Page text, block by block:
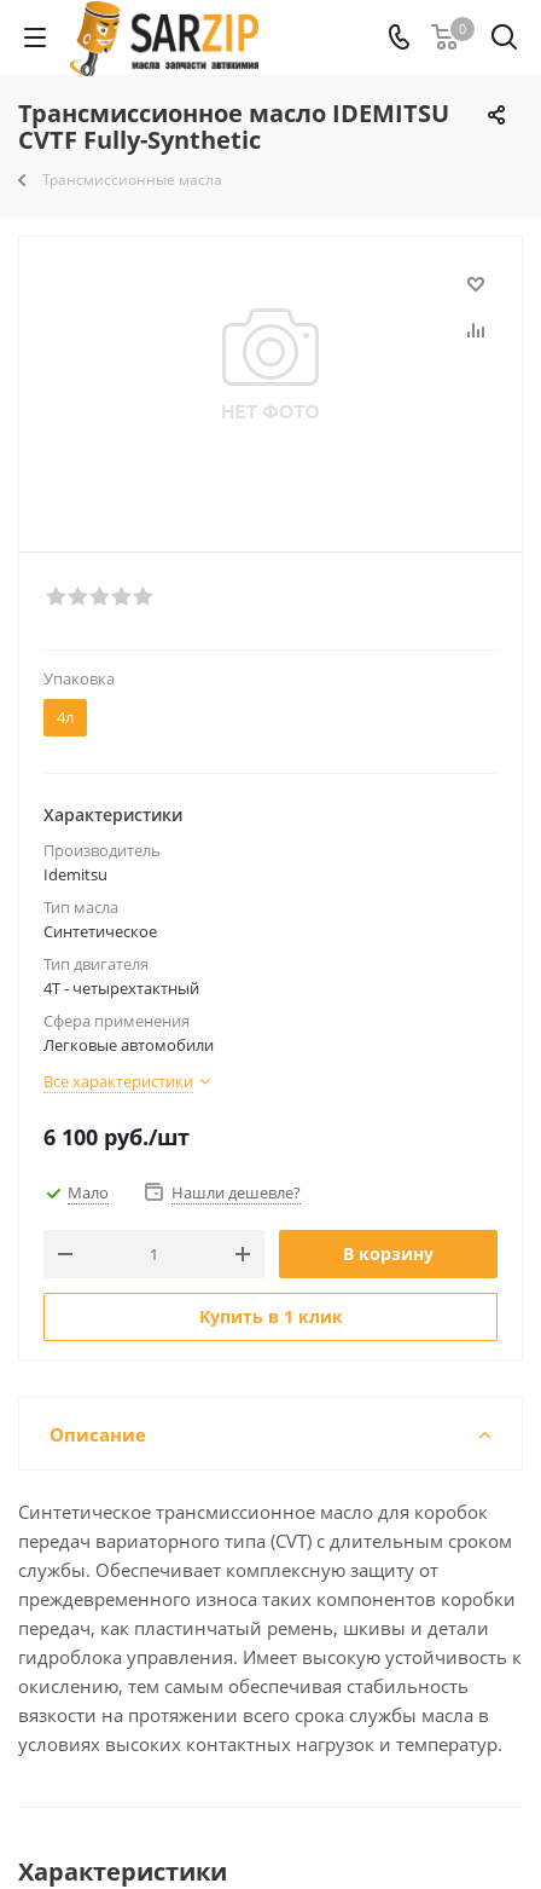
0
Трансмиссионное масло IDEMITSU
CVTF Fully-Synthetic
Трансмиссионные масла
Упаковка
4л
Характеристики
Производитель
Idemitsu
Тип масла
Синтетическое
Тип двигателя
4Т - четырехтактный
Сфера применения
Легковые автомобили
Все характеристики
6 100 руб./шт
Мало Нашли дешевле?
В корзину
Купить в 1 клик
Описание
Синтетическое трансмиссионное масло для коробок
передач вариаторного типа (CVT) с длительным сроком
службы. Обеспечивает комплексную защиту от
преждевременного износа таких компонентов коробки
передач, как пластинчатый ремень, шкивы и детали
гидроблока управления. Имеет высокую устойчивость к
окислению, тем самым обеспечивая стабильность
вязкости на протяжении всего срока службы масла в
условиях высоких контактных нагрузок и температур.
Характеристики